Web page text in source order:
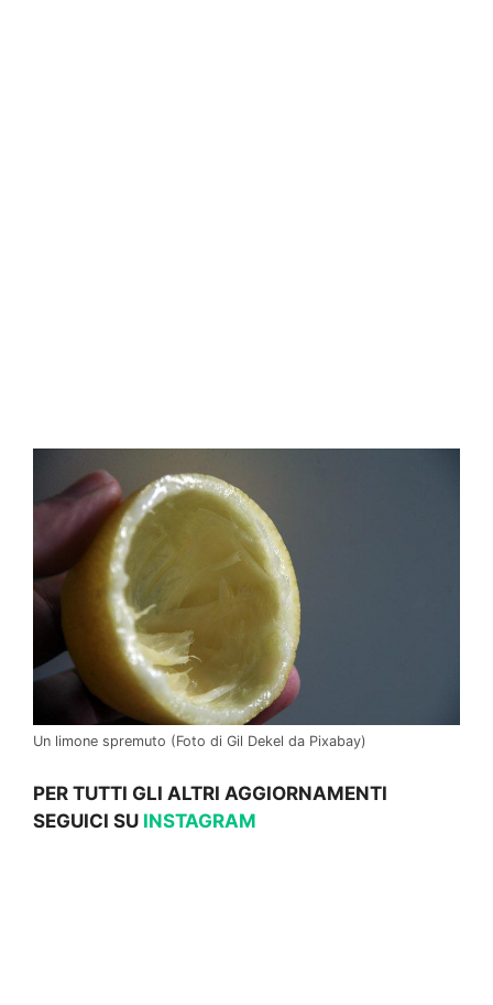
Un limone spremuto (Foto di Gil Dekel da Pixabay)
PER TUTTI GLI ALTRI AGGIORNAMENTI
SEGUICI SU INSTAGRAM